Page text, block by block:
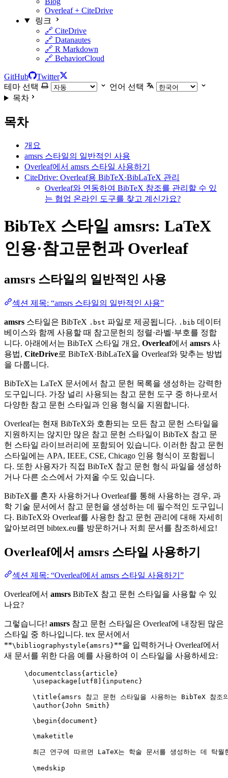
Overleaf + CiteDrive
링크
🔗 CiteDrive
🔗 Datanautes
🔗 R Markdown
🔗 BehaviorCloud
GitHub
Twitter
테마 선택
언어 선택
목차
목차
개요
amsrs 스타일의 일반적인 사용
Overleaf에서 amsrs 스타일 사용하기
CiteDrive: Overleaf용 BibTeX·BibLaTeX 관리
Overleaf와 연동하여 BibTeX 참조를 관리할 수 있
는 협업 온라인 도구를 찾고 계신가요?
BibTeX 스타일 amsrs: LaTeX
인용·참고문헌과 Overleaf
amsrs 스타일의 일반적인 사용
섹션 제목: “amsrs 스타일의 일반적인 사용”
amsrs 스타일은 BibTeX .bst 파일로 제공됩니다. .bib 데이터
베이스와 함께 사용할 때 참고문헌의 정렬·라벨·부호를 정합
니다. 아래에서는 BibTeX 스타일 개요, Overleaf에서 amsrs 사
용법, CiteDrive로 BibTeX·BibLaTeX을 Overleaf와 맞추는 방법
을 다룹니다.
BibTeX는 LaTeX 문서에서 참고 문헌 목록을 생성하는 강력한
도구입니다. 가장 널리 사용되는 참고 문헌 도구 중 하나로서
다양한 참고 문헌 스타일과 인용 형식을 지원합니다.
Overleaf는 현재 BibTeX와 호환되는 모든 참고 문헌 스타일을
지원하지는 않지만 많은 참고 문헌 스타일이 BibTeX 참고 문
헌 스타일 라이브러리에 포함되어 있습니다. 이러한 참고 문헌
스타일에는 APA, IEEE, CSE, Chicago 인용 형식이 포함됩니
다. 또한 사용자가 직접 BibTeX 참고 문헌 형식 파일을 생성하
거나 다른 소스에서 가져올 수도 있습니다.
BibTeX를 혼자 사용하거나 Overleaf를 통해 사용하는 경우, 과
학 기술 문서에서 참고 문헌을 생성하는 데 필수적인 도구입니
다. BibTeX와 Overleaf를 사용한 참고 문헌 관리에 대해 자세히
알아보려면 bibtex.eu를 방문하거나 저희 문서를 참조하세요!
Overleaf에서 amsrs 스타일 사용하기
섹션 제목: “Overleaf에서 amsrs 스타일 사용하기”
Overleaf에서 amsrs BibTeX 참고 문헌 스타일을 사용할 수 있
나요?
그렇습니다! amsrs 참고 문헌 스타일은 Overleaf에 내장된 많은
스타일 중 하나입니다. tex 문서에서
**\bibliographystyle{amsrs}**을 입력하거나 Overleaf에서
새 문서를 위한 다음 예를 사용하여 이 스타일을 사용하세요:
\documentclass{ article }
\usepackage
utf8 ]{ inputenc }
\title{amsrs 참고 문헌 스타일을 사용하는 BibTeX 참조
\author{John Smith}
\begin{ document }
\maketitle
최근 연구에 따르면 LaTeX는 학술 문서를 생성하는 데 탁
\medskip